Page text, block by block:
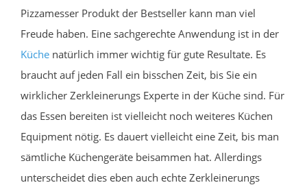
Pizzamesser Produkt der Bestseller kann man viel
Freude haben. Eine sachgerechte Anwendung ist in der
Küche natürlich immer wichtig für gute Resultate. Es
braucht auf jeden Fall ein bisschen Zeit, bis Sie ein
wirklicher Zerkleinerungs Experte in der Küche sind. Für
das Essen bereiten ist vielleicht noch weiteres Küchen
Equipment nötig. Es dauert vielleicht eine Zeit, bis man
sämtliche Küchengeräte beisammen hat. Allerdings
unterscheidet dies eben auch echte Zerkleinerungs